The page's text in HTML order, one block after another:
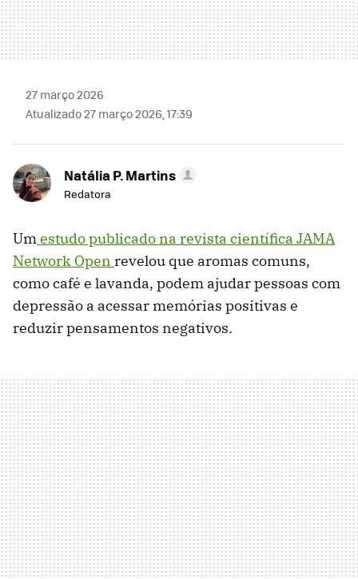
27 março 2026
Atualizado 27 março 2026, 17:39
Natália P. Martins
Redatora
Umestudo publicado na revista científica JAMA
Network Open revelou que aromas comuns,
como café e lavanda, podem ajudar pessoas com
depressão a acessar memórias positivas e
reduzir pensamentos negativos.